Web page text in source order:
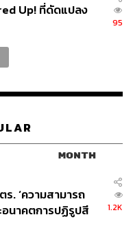
Up! ที่ดัดแปลง
95
MONTH
. ‘ความสามารถ
อนาคตการปฏิรูปสี
1.2K